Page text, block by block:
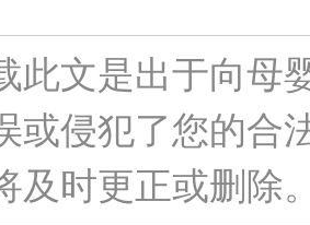
此文是出于向母
或侵犯了您的合
及时更正或删除